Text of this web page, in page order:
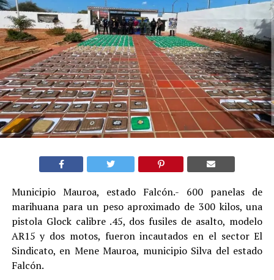
Municipio Mauroa, estado Falcón.- 600 panelas de
marihuana para un peso aproximado de 300 kilos, una
pistola Glock calibre .45, dos fusiles de asalto, modelo
AR15 y dos motos, fueron incautados en el sector El
Sindicato, en Mene Mauroa, municipio Silva del estado
Falcón.